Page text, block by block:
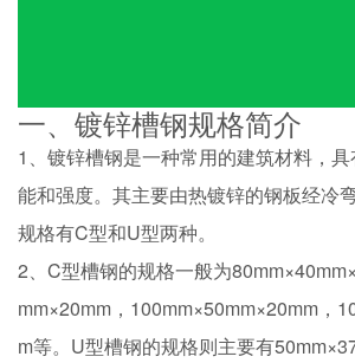
一、镀锌槽钢规格简介
1、镀锌槽钢是一种常用的建筑材料，
能和强度。其主要由热镀锌的钢板经冷
规格有C型和U型两种。
2、C型槽钢的规格一般为
mm×20mm，100mm×50mm×20mm，
m等。U型槽钢的规格则主要有